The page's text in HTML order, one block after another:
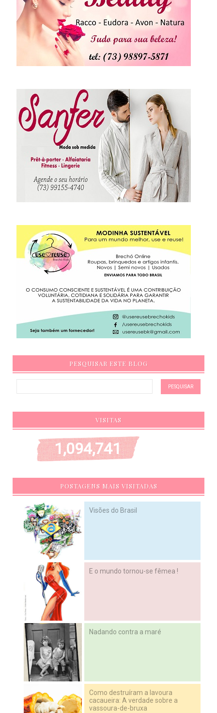
PESQUISAR ESTE BLOG
VISITAS
1,094,741
POSTAGENS MAIS VISITADAS
Visões do Brasil
E o mundo tornou-se fêmea !
Nadando contra a maré
Como destruíram a lavoura
cacaueira: A verdade sobre a
vassoura-de-bruxa